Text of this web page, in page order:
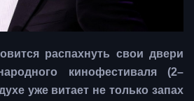
распахнуть свои двери
кинофестиваля (2–
уже витает не только запах